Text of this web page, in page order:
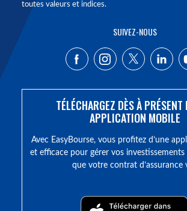
toutes valeurs et indices.
SUIVEZ-NOUS
TÉLÉCHARGEZ DÈS À PRÉSENT
APPLICATION MOBILE
Avec EasyBourse, vous profitez d’une
et efficace pour gérer vos investissements
que votre contrat d’assurance